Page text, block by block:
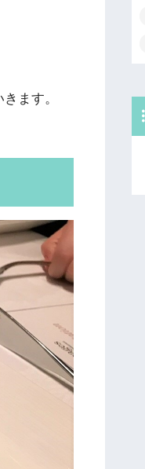
ます。